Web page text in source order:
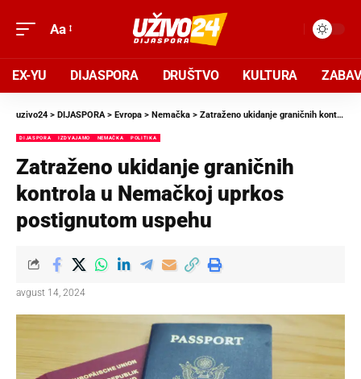
Aa
EX-YU DIJASPORA DRUŠTVO KULTURA
uzivo24 > DIJASPORA> Evropa > Nemačka > Zatraženo ukidanje graničnih kontrola u Nemačkoj uprkos postignutom uspehu
DIJASPORA IZDVAJAMO NEMAČKA POLITIKA
Zatraženo ukidanje graničnih
kontrola u Nemačkoj uprkos
postignutom uspehu
avgust 14, 2024